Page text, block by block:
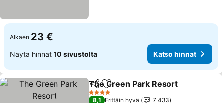
Alkaen 23 €
Näytä hinnat 10 sivustolta Katso hinnat
Jaa Lisää suosikkeihin
The Green Park Resort
4 Tähtiluokitus
8,1 Erittäin hyvä
7 433